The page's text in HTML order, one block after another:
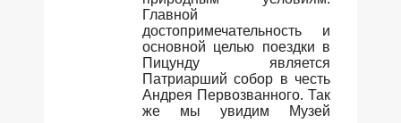
Главной
достопримечательность и
основной целью поездки в
Пицунду является
Патриарший собор в честь
Андрея Первозванного. Так
же мы увидим Музей